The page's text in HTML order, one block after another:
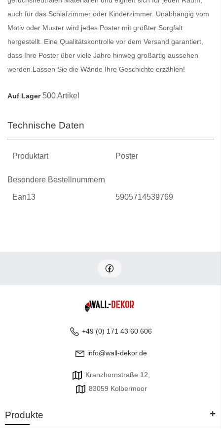
auch für das Schlafzimmer oder Kinderzimmer. Unabhängig vom
Motiv oder Muster wird jedes Poster mit größter Sorgfalt
hergestellt. Eine Qualitätskontrolle vor dem Versand garantiert,
dass Ihre Poster über viele Jahre hinweg großartig aussehen
werden. Lassen Sie die Wände Ihre Geschichte erzählen!
Auf Lager 500 Artikel
Technische Daten
Produktart Poster
Besondere Bestellnummern
Ean13 5905714539769
+49 (0) 171 43 60 606
info@wall-dekor.de
Kranzhornstraße 12,
83059 Kolbermoor
Produkte +